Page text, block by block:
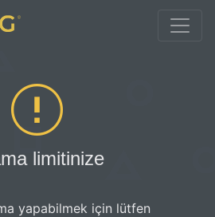
limitinize
yapabilmek için lütfen